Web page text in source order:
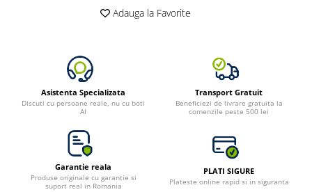
Adauga la Favorite
Asistenta Specializata
Discuti cu persoane reale, nu cu boti
AI
Transport Gratuit
Beneficiezi de livrare gratuita la
comenzile peste 500 lei
Garantie reala
Produse originale cu garantie si
suport real in Romania
PLATI SIGURE
Plateste online rapid si in siguranta